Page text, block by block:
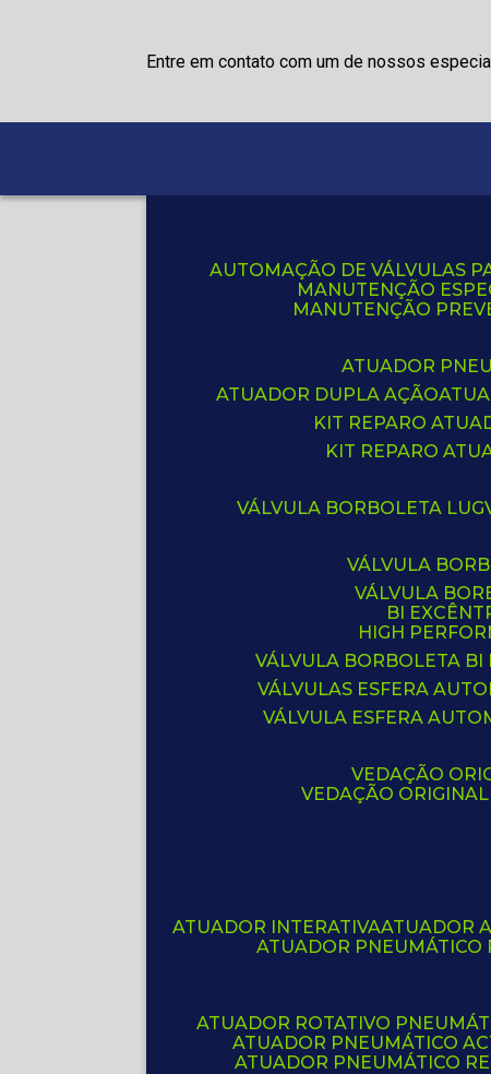
Entre em contato com um de nossos
AUTOMAÇÃO DE VÁLVULAS
MANUTENÇÃO
MANUTENÇÃO
ATUADOR
ATUADOR DUPLA AÇÃO
KIT REPARO
KIT REPARO
VÁLVULA BORBOLETA LUG
VÁLVULA
VÁLVULA
BI
HIGH
VÁLVULA BORBOLETA
VÁLVULAS ESFERA
VÁLVULA ESFERA
VEDAÇÃO
VEDAÇÃO
ATUADOR INTERATIVA ATUADOR
ATUADOR PNEUMÁTICO
ATUADOR ROTATIVO
ATUADOR PNEUMÁTICO
ATUADOR PNEUMÁTICO